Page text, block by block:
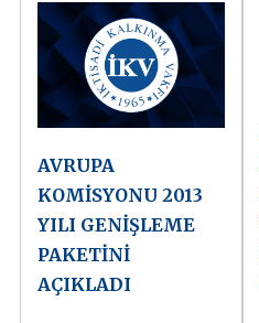
AVRUPA
KOMİSYONU 2013
YILI GENİŞLEME
PAKETİNİ
AÇIKLADI